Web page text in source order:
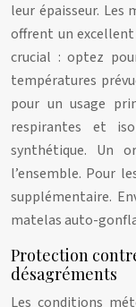
leur épaisseur. Les
offrent un excellent
crucial : optez
températures
pour un usage
respirantes et
synthétique. Un
l’ensemble. Pour
supplémentaire.
matelas auto-
Protection
désagréments
Les conditions